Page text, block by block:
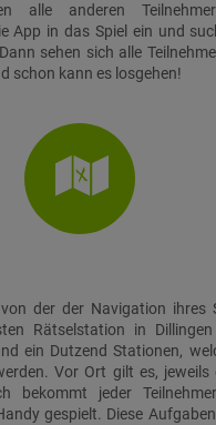
alle anderen
App in das Spiel ein und
sehen sich alle
schon kann es losgehen!
der der Navigation ihres
Rätselstation in
ein Dutzend Stationen,
Vor Ort gilt es, jeweils
bekommt jeder
gespielt. Diese